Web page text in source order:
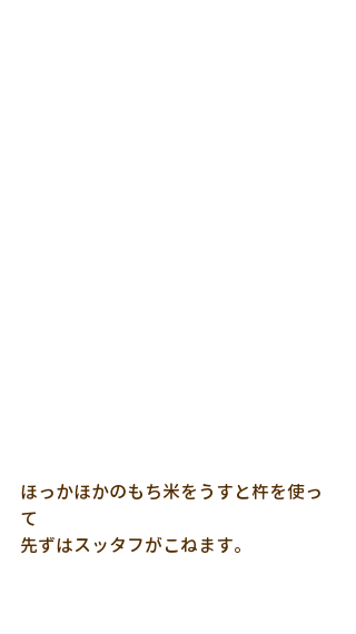
ほっかほかのもち米をうすと杵を使っ
て
先ずはスッタフがこねます。